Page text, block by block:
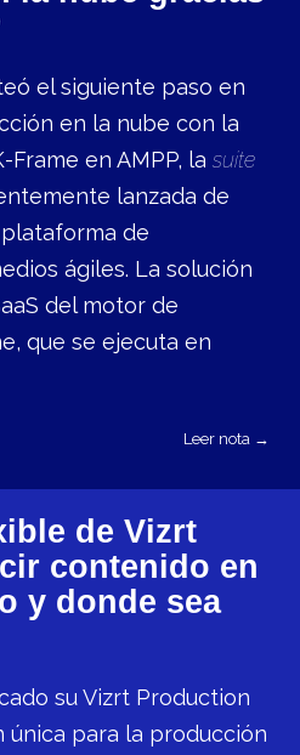
el siguiente paso en
en la nube con la
en AMPP, la suite
lanzada de
de
ágiles. La solución
del motor de
que se ejecuta en
Leer nota →
de Vizrt
contenido en
y donde sea
su Vizrt Production
única para la producción